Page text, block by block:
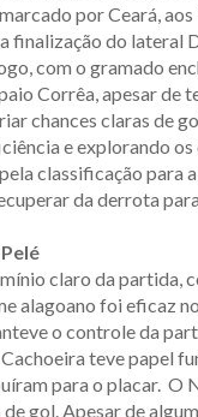
por Ceará,
finalização do lateral
com o gramado
Corrêa, apesar de
chances claras de
e explorando
classificação para
da derrota
claro da partida,
alagoano foi eficaz
o controle da
teve papel
para o placar. O
de gol. Apesar de